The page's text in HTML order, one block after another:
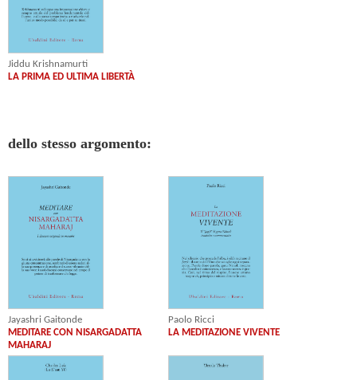
Jiddu Krishnamurti
LA PRIMA ED ULTIMA LIBERTÀ
dello stesso argomento:
Jayashri Gaitonde
MEDITARE CON NISARGADATTA
MAHARAJ
Paolo Ricci
LA MEDITAZIONE VIVENTE